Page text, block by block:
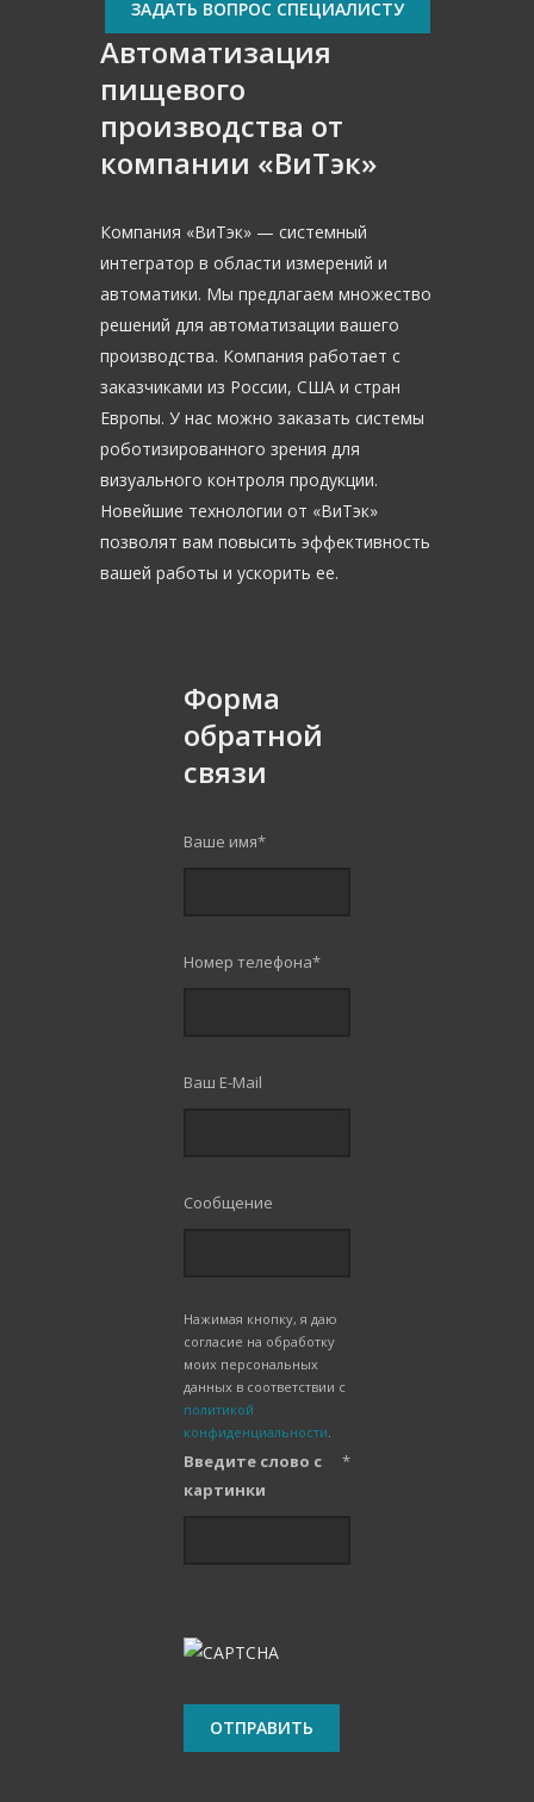
ЗАДАТЬ ВОПРОС СПЕЦИАЛИСТУ
Автоматизация
пищевого
производства от
компании «ВиТэк»
Компания «ВиТэк» — системный
интегратор в области измерений и
автоматики. Мы предлагаем множество
решений для автоматизации вашего
производства. Компания работает с
заказчиками из России, США и стран
Европы. У нас можно заказать системы
роботизированного зрения для
визуального контроля продукции.
Новейшие технологии от «ВиТэк»
позволят вам повысить эффективность
вашей работы и ускорить ее.
Форма
обратной
связи
Ваше имя*
Номер телефона*
Ваш E-Mail
Сообщение
Нажимая кнопку, я даю
согласие на обработку
моих персональных
данных в соответствии с
политикой
конфиденциальности.
Введите слово с
картинки
*